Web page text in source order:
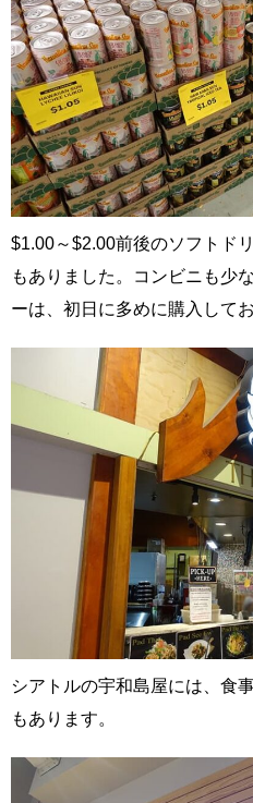
$1.00～$2.00前後のソフトド
もありました。コンビニも少
ーは、初日に多めに購入して
シアトルの宇和島屋には、食
もあります。